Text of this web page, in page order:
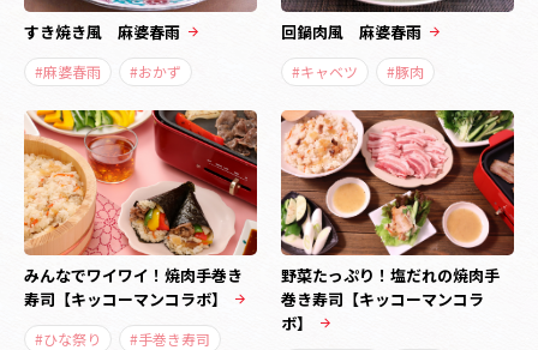
すき焼き風 麻婆春雨
#麻婆春雨 #おかず
回鍋肉風 麻婆春雨
#キャベツ #豚肉
みんなでワイワイ！焼肉手巻き
寿司【キッコーマンコラボ】
#ひな祭り #手巻き寿司
野菜たっぷり！塩だれの焼肉手
巻き寿司【キッコーマンコラ
ボ】